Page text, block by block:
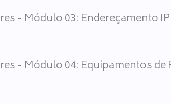
- Módulo 03: Endereçamento IP
- Módulo 04: Equipamentos de